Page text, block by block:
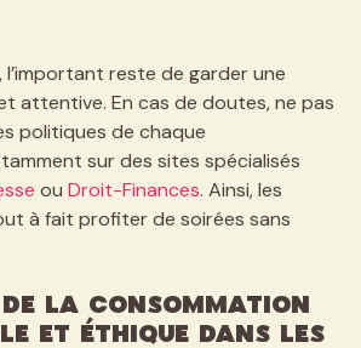
l’important reste de garder une
attentive. En cas de doutes, ne pas
politiques de chaque
sur des sites spécialisés
ou Droit-Finances. Ainsi, les
à fait profiter de soirées sans
de la consommation
et éthique dans les